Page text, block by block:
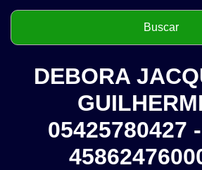
DEBORA
05425780427